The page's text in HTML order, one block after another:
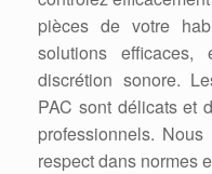
pièces de votre
solutions efficaces,
discrétion sonore.
PAC sont délicats et
professionnels.
respect dans normes